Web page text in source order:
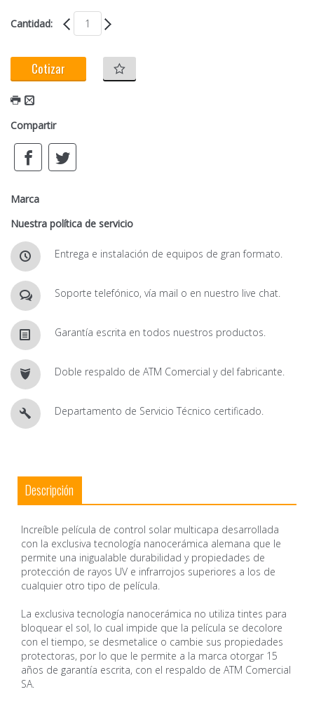
Cantidad:
Cotizar
Compartir
Marca
Nuestra política de servicio
Entrega e instalación de equipos de gran formato.
Soporte telefónico, vía mail o en nuestro live chat.
Garantía escrita en todos nuestros productos.
Doble respaldo de ATM Comercial y del fabricante.
Departamento de Servicio Técnico certificado.
Descripción
Increíble película de control solar multicapa desarrollada
con la exclusiva tecnología nanocerámica alemana que le
permite una inigualable durabilidad y propiedades de
protección de rayos UV e infrarrojos superiores a los de
cualquier otro tipo de película.
La exclusiva tecnología nanocerámica no utiliza tintes para
bloquear el sol, lo cual impide que la película se decolore
con el tiempo, se desmetalice o cambie sus propiedades
protectoras, por lo que le permite a la marca otorgar 15
años de garantía escrita, con el respaldo de ATM Comercial
SA.